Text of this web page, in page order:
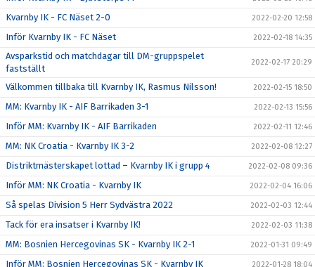
Kvarnby IK - FC Näset 2-0 2022-02-20 12:58
Inför Kvarnby IK - FC Näset 2022-02-18 14:35
Avsparkstid och matchdagar till DM-gruppspelet
fastställt
2022-02-17 20:29
Välkommen tillbaka till Kvarnby IK, Rasmus Nilsson! 2022-02-15 18:50
MM: Kvarnby IK - AIF Barrikaden 3-1 2022-02-13 15:56
Inför MM: Kvarnby IK - AIF Barrikaden 2022-02-11 12:46
MM: NK Croatia - Kvarnby IK 3-2 2022-02-08 12:27
Distriktmästerskapet lottad – Kvarnby IK i grupp 4 2022-02-08 09:36
Inför MM: NK Croatia - Kvarnby IK 2022-02-04 16:06
Så spelas Division 5 Herr Sydvästra 2022 2022-02-03 12:44
Tack för era insatser i Kvarnby IK! 2022-02-03 11:38
MM: Bosnien Hercegovinas SK - Kvarnby IK 2-1 2022-01-31 09:49
Inför MM: Bosnien Hercegovinas SK - Kvarnby IK 2022-01-28 18:04